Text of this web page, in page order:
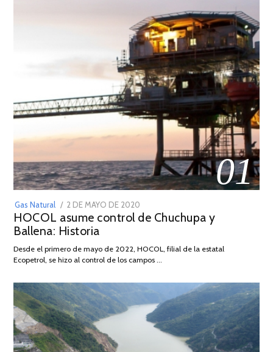
01
Gas Natural
POSTED
ON
2 DE MAYO DE 2020
DE
2026
HOCOL asume control de Chuchupa y
Ballena: Historia
Desde el primero de mayo de 2022, HOCOL, filial de la estatal
Ecopetrol, se hizo al control de los campos …